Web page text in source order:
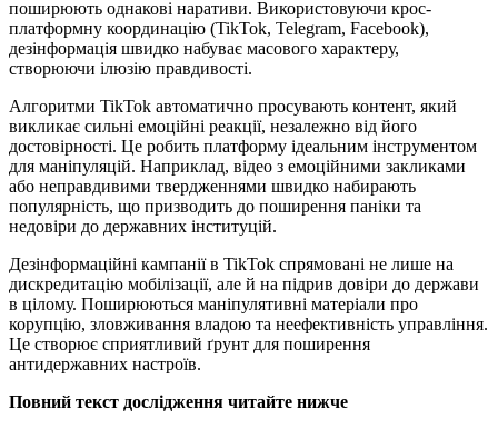
поширюють однакові наративи. Використовуючи крос-
платформну координацію (TikTok, Telegram, Facebook),
дезінформація швидко набуває масового характеру,
створюючи ілюзію правдивості.
Алгоритми TikTok автоматично просувають контент, який
викликає сильні емоційні реакції, незалежно від його
достовірності. Це робить платформу ідеальним інструментом
для маніпуляцій. Наприклад, відео з емоційними закликами
або неправдивими твердженнями швидко набирають
популярність, що призводить до поширення паніки та
недовіри до державних інституцій.
Дезінформаційні кампанії в TikTok спрямовані не лише на
дискредитацію мобілізації, але й на підрив довіри до держави
в цілому. Поширюються маніпулятивні матеріали про
корупцію, зловживання владою та неефективність управління.
Це створює сприятливий ґрунт для поширення
антидержавних настроїв.
Повний текст дослідження читайте нижче